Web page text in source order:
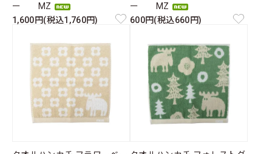
ー MZ
1,600円(税込1,760円)
ー MZ
600円(税込660円)